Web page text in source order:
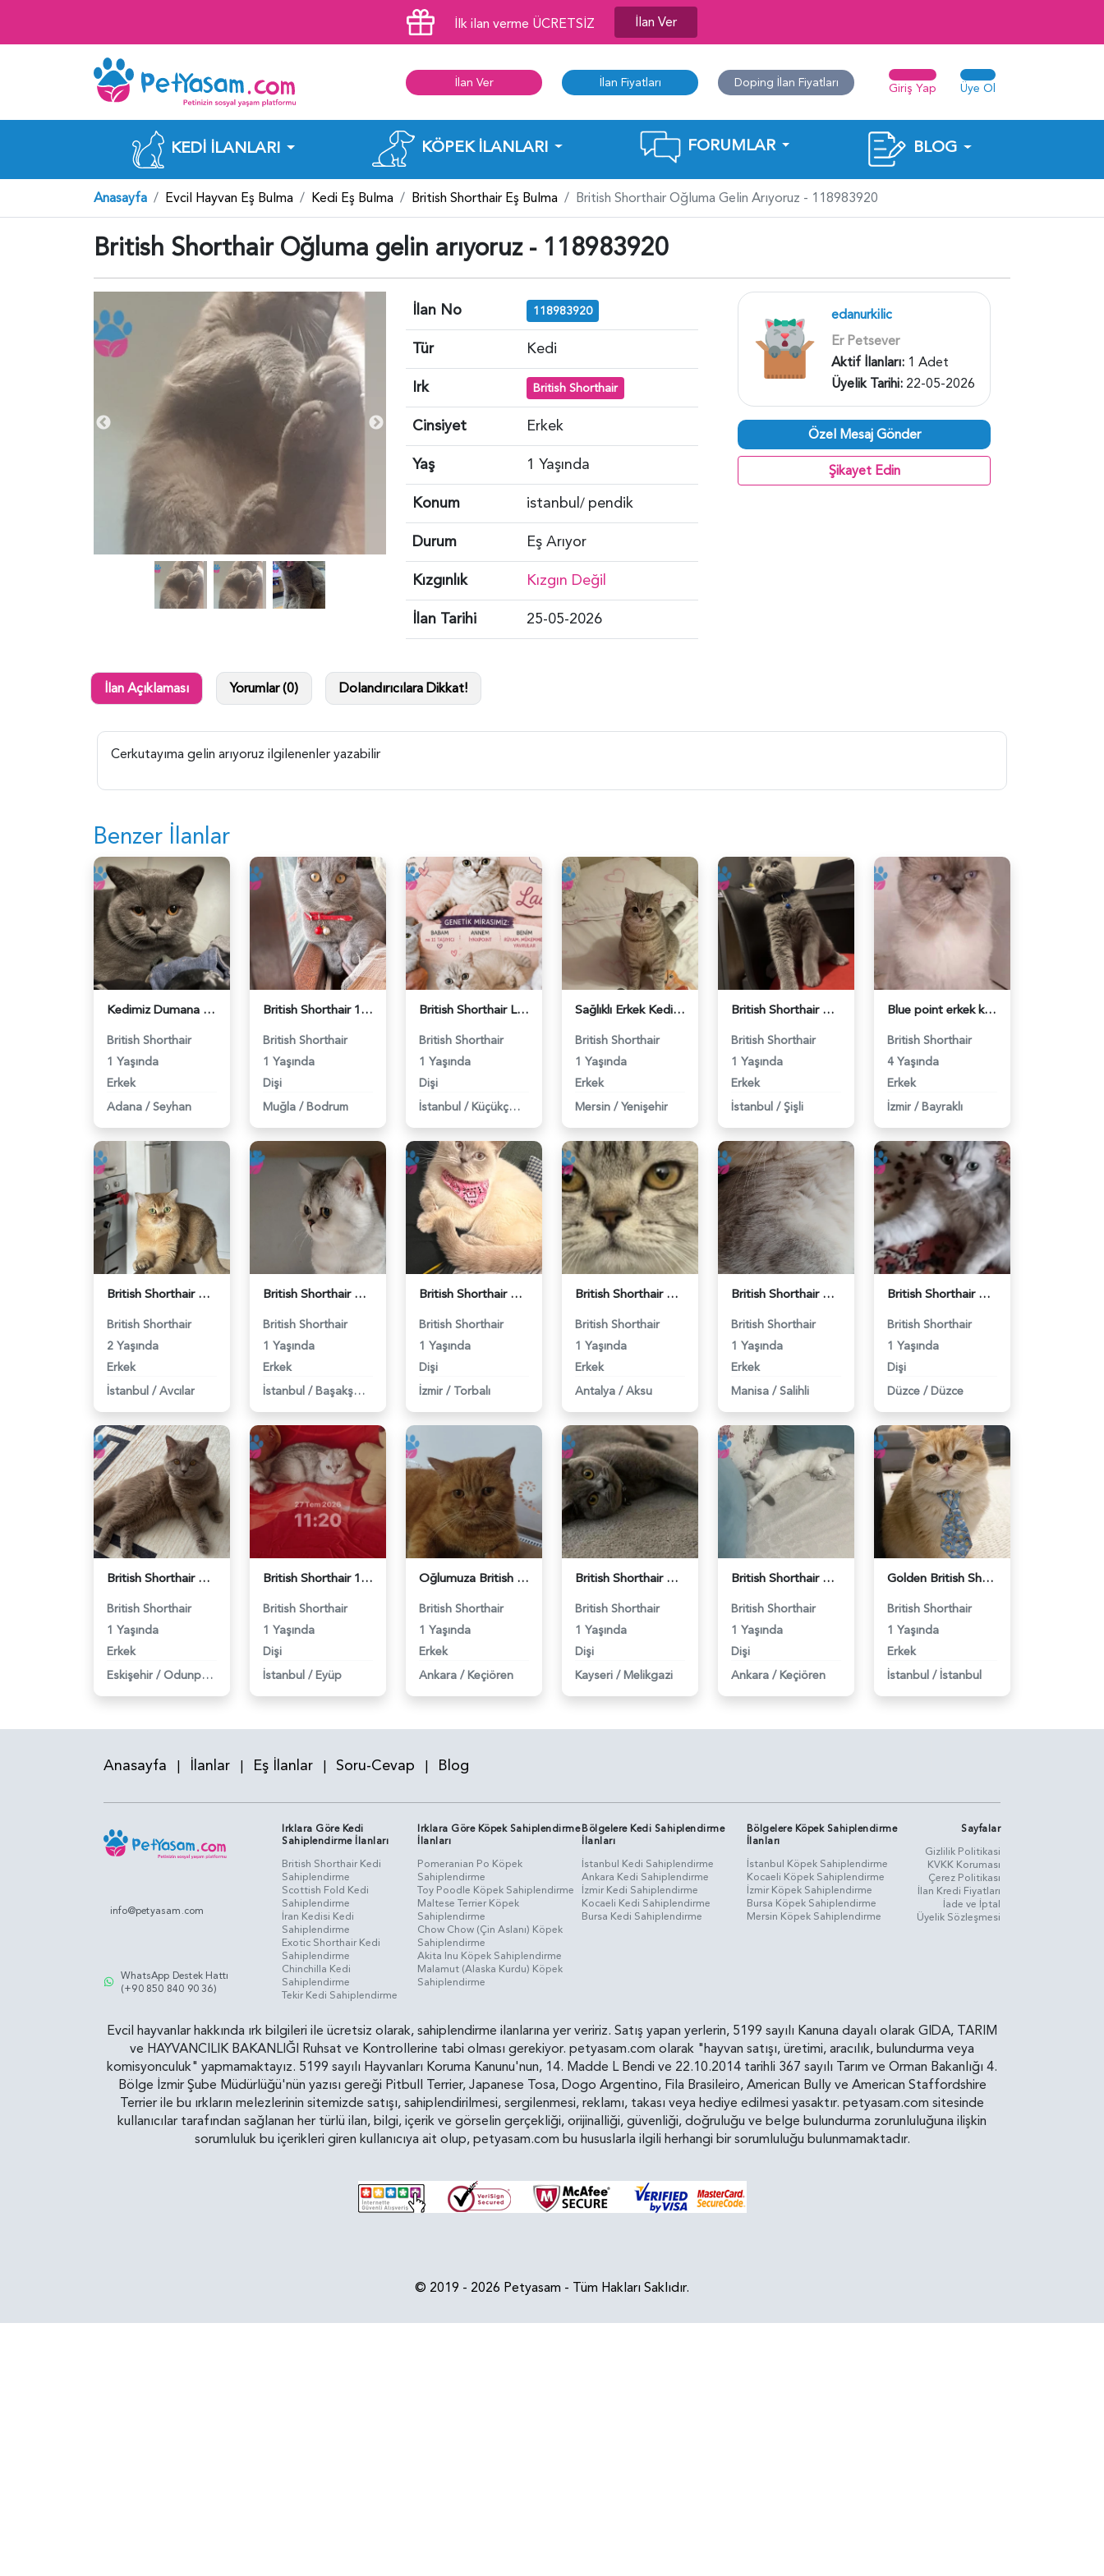
İlk ilan verme ÜCRETSİZ İlan Ver
İlan Ver İlan Fiyatları Doping İlan Fiyatları Giriş Yap Üye Ol
KEDI İLANLARI KÖPEK İLANLARI FORUMLAR BLOG
Anasayfa Evcil Hayvan Eş Bulma Kedi Eş Bulma British Shorthair Eş Bulma British Shorthair Oğluma Gelin Arıyoruz - 118983920
British Shorthair Oğluma gelin arıyoruz - 118983920
İlan No 118983920
Tür
Kedi
Irk
British Shorthair
Cinsiyet
Erkek
Yaş
1 Yaşında
Konum
istanbul/ pendik
Durum
Eş Arıyor
Kızgınlık
Kızgın Değil
İlan Tarihi
25-05-2026
edanurkilic
Er Petsever
Aktif İlanları: 1 Adet
Üyelik Tarihi: 22-05-2026
Özel Mesaj Gönder
Şikayet Edin
İlan Açıklaması Yorumlar (0) Dolandırıcılara Dikkat!
Cerkutayıma gelin arıyoruz ilgilenenler yazabilir
Benzer İlanlar
Kedimiz Dumana Dişi Eş arıyoruz - 118984658
British Shorthair
1 Yaşında
Erkek
Adana / Seyhan
British Shorthair 1 Yaşında Eş Arıyor - 118984662
British Shorthair
1 Yaşında
Dişi
Muğla / Bodrum
British Shorthair Lady kociş arıyor - 118984656
British Shorthair
1 Yaşında
Dişi
İstanbul / Küçükçekmece
Sağlıklı Erkek Kedi Bobi’ye Eş Aranıyor - 118984657
British Shorthair
1 Yaşında
Erkek
Mersin / Yenişehir
British Shorthair Ponçiğim Eş Arıyor - 118984654
British Shorthair
1 Yaşında
Erkek
İstanbul / Şişli
Blue point erkek kedimize dişi eş arıyoruz - 118984655
British Shorthair
4 Yaşında
Erkek
İzmir / Bayraklı
British Shorthair Erkek Kızgınlıkta - 118984651
British Shorthair
2 Yaşında
Erkek
İstanbul / Avcılar
British Shorthair Duma Eş Arıyorum - 118984650
British Shorthair
1 Yaşında
Erkek
İstanbul / Başakşehir
British Shorthair Kedime Eş Arıyorum - 118984649
British Shorthair
1 Yaşında
Dişi
İzmir / Torbalı
British Shorthair Damadımıza Gelin Arıyoruz - 118984627
British Shorthair
1 Yaşında
Erkek
Antalya / Aksu
British Shorthair Kedimize eş arıyoruz - 118984628
British Shorthair
1 Yaşında
Erkek
Manisa / Salihli
British Shorthair Güzel kızımıza eş arıyoruz - 118984633
British Shorthair
1 Yaşında
Dişi
Düzce / Düzce
British Shorthair Oğlumuza eş arıyoruz - 118984638
British Shorthair
1 Yaşında
Erkek
Eskişehir / Odunpazarı
British Shorthair 11 Aylık Kızım Eş Arıyor - 118984640
British Shorthair
1 Yaşında
Dişi
İstanbul / Eyüp
Oğlumuza British güzel dişi arıyoruz - 118984620
British Shorthair
1 Yaşında
Erkek
Ankara / Keçiören
British Shorthair Kızım Mila'ya eş arıyorum - 118984614
British Shorthair
1 Yaşında
Dişi
Kayseri / Melikgazi
British Shorthair Dişi Kedim Eş Arıyor - 118984618
British Shorthair
1 Yaşında
Dişi
Ankara / Keçiören
Golden British Shorthair 1 Yaşında Eş Arıyor - 118984604
British Shorthair
1 Yaşında
Erkek
İstanbul / İstanbul
Anasayfa | İlanlar | Eş İlanlar | Soru-Cevap | Blog
info@petyasam.com
WhatsApp Destek Hattı
(+90 850 840 90 36)
Irklara Göre Kedi
Sahiplendirme İlanları
British Shorthair Kedi
Sahiplendirme
Scottish Fold Kedi
Sahiplendirme
İran Kedisi Kedi
Sahiplendirme
Exotic Shorthair Kedi
Sahiplendirme
Chinchilla Kedi
Sahiplendirme
Tekir Kedi Sahiplendirme
Irklara Göre Köpek Sahiplendirme
İlanları
Pomeranian Po Köpek
Sahiplendirme
Toy Poodle Köpek Sahiplendirme
Maltese Terrier Köpek
Sahiplendirme
Chow Chow (Çin Aslanı) Köpek
Sahiplendirme
Akita Inu Köpek Sahiplendirme
Malamut (Alaska Kurdu) Köpek
Sahiplendirme
Bölgelere Kedi Sahiplendirme
İlanları
İstanbul Kedi Sahiplendirme
Ankara Kedi Sahiplendirme
İzmir Kedi Sahiplendirme
Kocaeli Kedi Sahiplendirme
Bursa Kedi Sahiplendirme
Bölgelere Köpek Sahiplendirme
İlanları
İstanbul Köpek Sahiplendirme
Kocaeli Köpek Sahiplendirme
İzmir Köpek Sahiplendirme
Bursa Köpek Sahiplendirme
Mersin Köpek Sahiplendirme
Sayfalar
Gizlilik Politikasi
KVKK Koruması
Çerez Politikası
İlan Kredi Fiyatları
İade ve İptal
Üyelik Sözleşmesi
Evcil hayvanlar hakkında ırk bilgileri ile ücretsiz olarak, sahiplendirme ilanlarına yer veririz. Satış yapan yerlerin, 5199 sayılı Kanuna dayalı olarak GIDA, TARIM
ve HAYVANCILIK BAKANLIĞI Ruhsat ve Kontrollerine tabi olması gerekiyor. petyasam.com olarak "hayvan satışı, üretimi, aracılık, bulundurma veya
komisyonculuk" yapmamaktayız. 5199 sayılı Hayvanları Koruma Kanunu'nun, 14. Madde L Bendi ve 22.10.2014 tarihli 367 sayılı Tarım ve Orman Bakanlığı 4.
Bölge İzmir Şube Müdürlüğü'nün yazısı gereği Pitbull Terrier, Japanese Tosa, Dogo Argentino, Fila Brasileiro, American Bully ve American Staffordshire
Terrier ile bu ırkların melezlerinin sitemizde satışı, sahiplendirilmesi, sergilenmesi, reklamı, takası veya hediye edilmesi yasaktır. petyasam.com sitesinde
kullanıcılar tarafından sağlanan her türlü ilan, bilgi, içerik ve görselin gerçekliği, orijinalliği, güvenliği, doğruluğu ve belge bulundurma zorunluluğuna ilişkin
sorumluluk bu içerikleri giren kullanıcıya ait olup, petyasam.com bu hususlarla ilgili herhangi bir sorumluluğu bulunmamaktadır.
© 2019 - 2026 Petyasam - Tüm Hakları Saklıdır.